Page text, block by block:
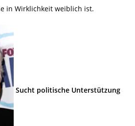
in Wirklichkeit weiblich ist.
Sucht politische Unterstützung